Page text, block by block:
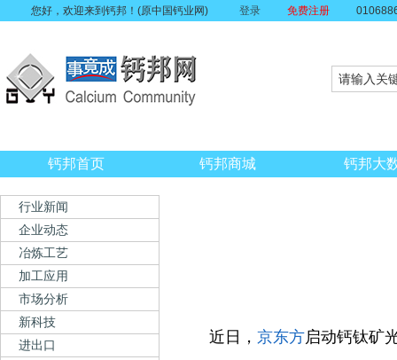
您好，欢迎来到钙邦！(原中国钙业网) 登录 免费注册
钙邦首页 钙邦商城 钙邦大
行业新闻
企业动态
冶炼工艺
加工应用
市场分析
新科技
进出口
近日， 京东方启动钙钛矿